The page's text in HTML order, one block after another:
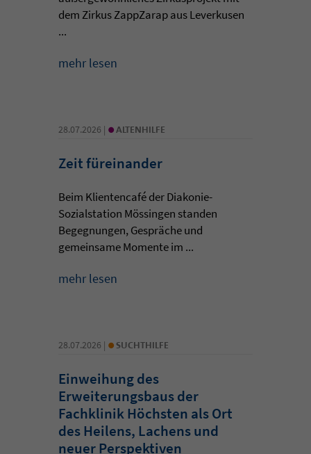
dem Zirkus ZappZarap aus Leverkusen
...
mehr lesen
28.07.2026 | • ALTENHILFE
Zeit füreinander
Beim Klientencafé der Diakonie-
Sozialstation Mössingen standen
Begegnungen, Gespräche und
gemeinsame Momente im ...
mehr lesen
28.07.2026 | • SUCHTHILFE
Einweihung des
Erweiterungsbaus der
Fachklinik Höchsten als Ort
des Heilens, Lachens und
neuer Perspektiven